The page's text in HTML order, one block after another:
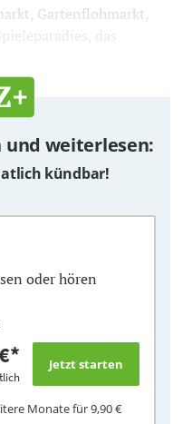
Gartenflohmarkt,
das
und weiterlesen:
kündbar!
oder hören
*
Monate für9,90 €